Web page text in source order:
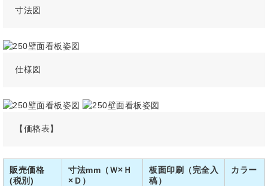
寸法図
仕様図
【価格表】
販売価格
(税別)
寸法mm（Ｗ×Ｈ
×Ｄ）
板面印刷（完全入
稿）
カラー